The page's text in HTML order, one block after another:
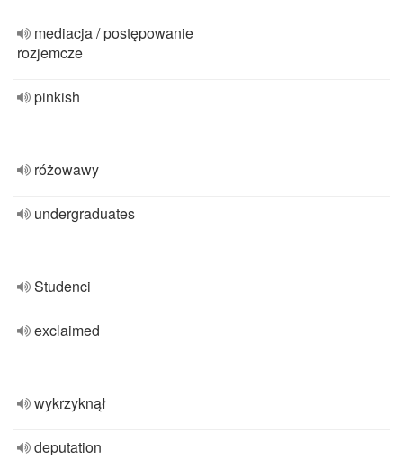
mediacja / postępowanie
rozjemcze
pinkish
różowawy
undergraduates
Studenci
exclaimed
wykrzyknął
deputation